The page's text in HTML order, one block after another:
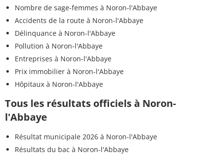
Nombre de sage-femmes à Noron-l'Abbaye
Accidents de la route à Noron-l'Abbaye
Délinquance à Noron-l'Abbaye
Pollution à Noron-l'Abbaye
Entreprises à Noron-l'Abbaye
Prix immobilier à Noron-l'Abbaye
Hôpitaux à Noron-l'Abbaye
Tous les résultats officiels à Noron-
l'Abbaye
Résultat municipale 2026 à Noron-l'Abbaye
Résultats du bac à Noron-l'Abbaye